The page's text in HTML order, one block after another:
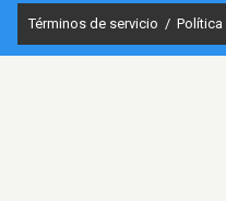
Términos de servicio / Política